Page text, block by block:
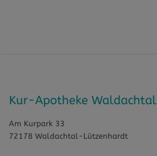
Kur-Apotheke Waldachtal
Am Kurpark 33
72178 Waldachtal-Lützenhardt